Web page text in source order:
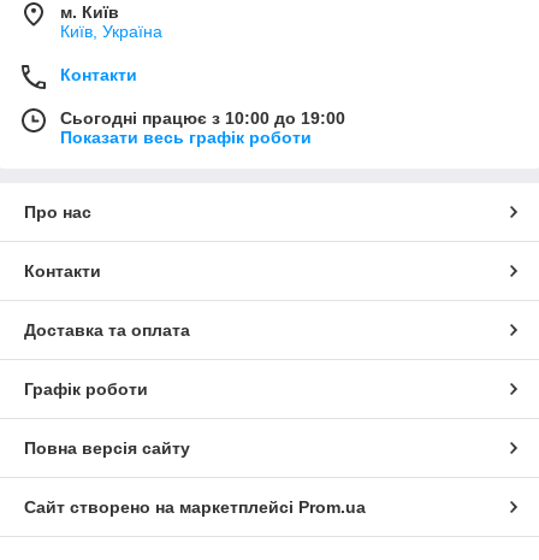
м. Київ
Київ, Україна
Контакти
Сьогодні працює з 10:00 до 19:00
Показати весь графік роботи
Про нас
Контакти
Доставка та оплата
Графік роботи
Повна версія сайту
Сайт створено на маркетплейсі Prom.ua